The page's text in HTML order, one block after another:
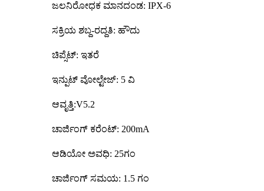
ಜಲನಿರೋಧಕ ಮಾನದಂಡ: IPX-6
ಸಕ್ರಿಯ ಶಬ್ದ-ರದ್ದತಿ: ಹೌದು
ಚಿಪ್ಸೆಟ್: ಇತರೆ
ಇನ್ಪುಟ್ ವೋಲ್ಟೇಜ್: 5 ವಿ
ಆವೃತ್ತಿ:V5.2
ಚಾರ್ಜಿಂಗ್ ಕರೆಂಟ್: 200mA
ಆಡಿಯೋ ಅವಧಿ: 25ಗಂ
ಚಾರ್ಜಿಂಗ್ ಸಮಯ: 1.5 ಗಂ